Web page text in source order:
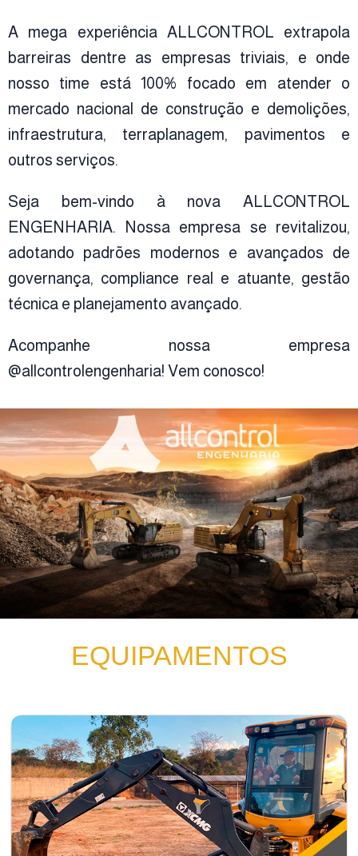
A mega experiência ALLCONTROL extrapola
barreiras dentre as empresas triviais, e onde
nosso time está 100% focado em atender o
mercado nacional de construção e demolições,
infraestrutura, terraplanagem, pavimentos e
outros serviços.
Seja bem-vindo à nova ALLCONTROL
ENGENHARIA. Nossa empresa se revitalizou,
adotando padrões modernos e avançados de
governança, compliance real e atuante, gestão
técnica e planejamento avançado.
Acompanhe nossa empresa
@allcontrolengenharia! Vem conosco!
EQUIPAMENTOS